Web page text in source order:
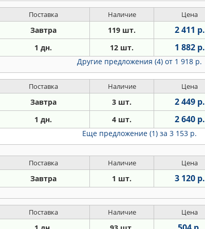
Поставка Наличие Цена
Завтра 119 шт. 2 411 р.
1 дн. 12 шт. 1 882 р.
Другие предложения (4) от 1 918 р.
Поставка Наличие Цена
Завтра 3 шт. 2 449 р.
1 дн. 4 шт. 2 640 р.
Еще предложение (1) за 3 153 р.
Поставка Наличие Цена
Завтра 1 шт. 3 120 р.
Поставка Наличие Цена